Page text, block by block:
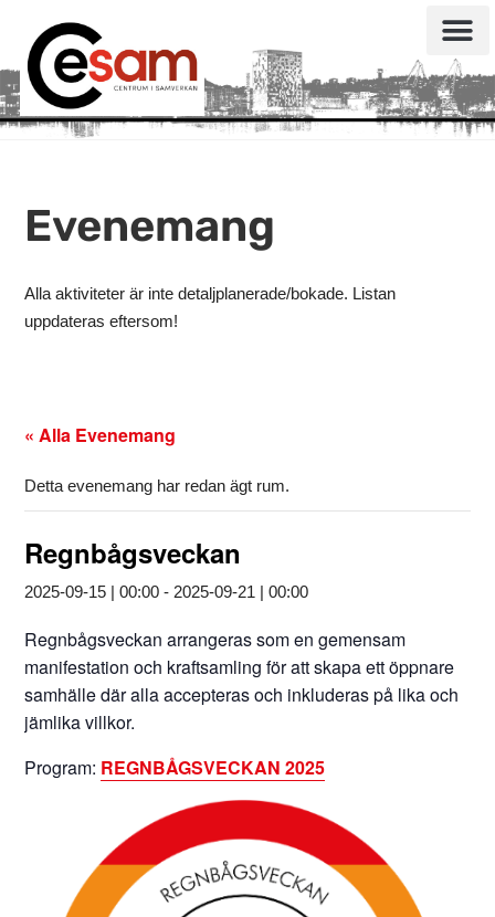
Evenemang
Alla aktiviteter är inte detaljplanerade/bokade. Listan
uppdateras eftersom!
« Alla Evenemang
Detta evenemang har redan ägt rum.
Regnbågsveckan
2025-09-15 | 00:00 - 2025-09-21 | 00:00
Regnbågsveckan arrangeras som en gemensam
manifestation och kraftsamling för att skapa ett öppnare
samhälle där alla accepteras och inkluderas på lika och
jämlika villkor.
Program: REGNBÅGSVECKAN 2025